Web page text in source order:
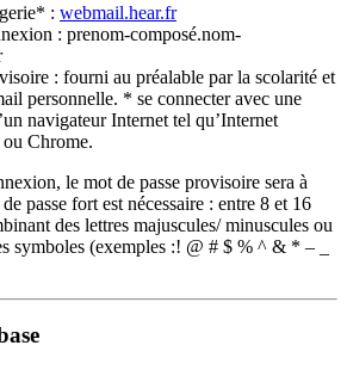
: webmail.hear.fr
: prenom-composé.nom-
: fourni au préalable par la scolarité et
personnelle. * se connecter avec une
navigateur Internet tel qu’Internet
Chrome.
le mot de passe provisoire sera à
passe fort est nécessaire : entre 8 et 16
des lettres majuscules/ minuscules ou
symboles (exemples :! @ # $ % ^ & * – _